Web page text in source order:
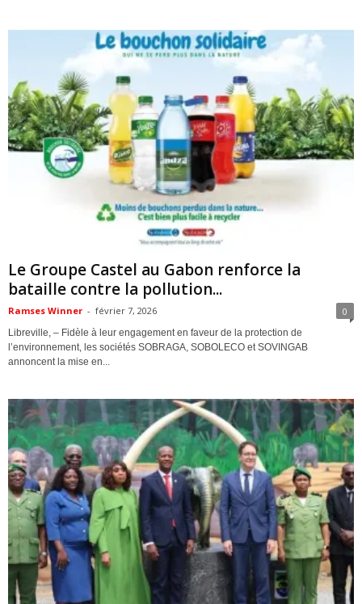
Le Groupe Castel au Gabon renforce la
bataille contre la pollution...
Ramses Winner - février 7, 2026 0
Libreville, – Fidèle à leur engagement en faveur de la protection de
l’environnement, les sociétés SOBRAGA, SOBOLECO et SOVINGAB
annoncent la mise en...